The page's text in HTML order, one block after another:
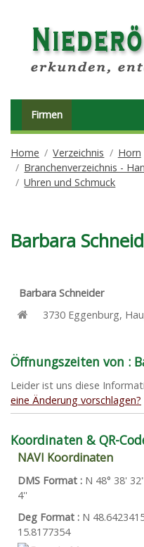
Firmen
Home Verzeichnis
Horn
Branchenverzeichnis -
Uhren und Schmuck
Barbara
Barbara Schneider
3730 Eggenburg,
Öffnungszeiten von :
Leider ist uns diese
eine Änderung vorschlagen?
Koordinaten & QR-
NAVI Koordinaten
DMS Format : N 48° 38'
4''
Deg Format : N
15.8177354